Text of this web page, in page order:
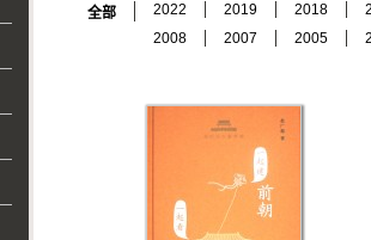
全部 2022 2019 2018
2008
2007 2005